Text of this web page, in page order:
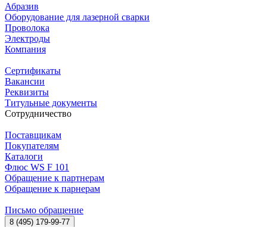
Абразив
Оборудование для лазерной сварки
Проволока
Электроды
Компания
Сертификаты
Вакансии
Реквизиты
Титульные документы
Сотрудничество
Поставщикам
Покупателям
Каталоги
Флюс WS F 101
Обращение к партнерам
Обращение к парнерам
Письмо обращение
8 (495) 179-99-77